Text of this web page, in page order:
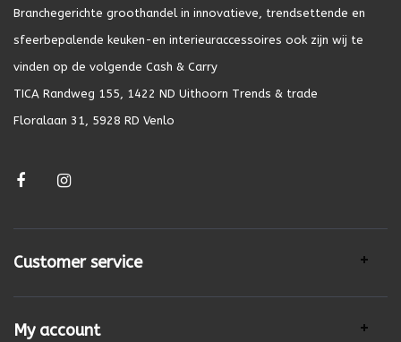
Branchegerichte groothandel in innovatieve, trendsettende en
sfeerbepalende keuken-en interieuraccessoires ook zijn wij te
vinden op de volgende Cash & Carry
TICA Randweg 155, 1422 ND Uithoorn Trends & trade
Floralaan 31, 5928 RD Venlo
Customer service
My account